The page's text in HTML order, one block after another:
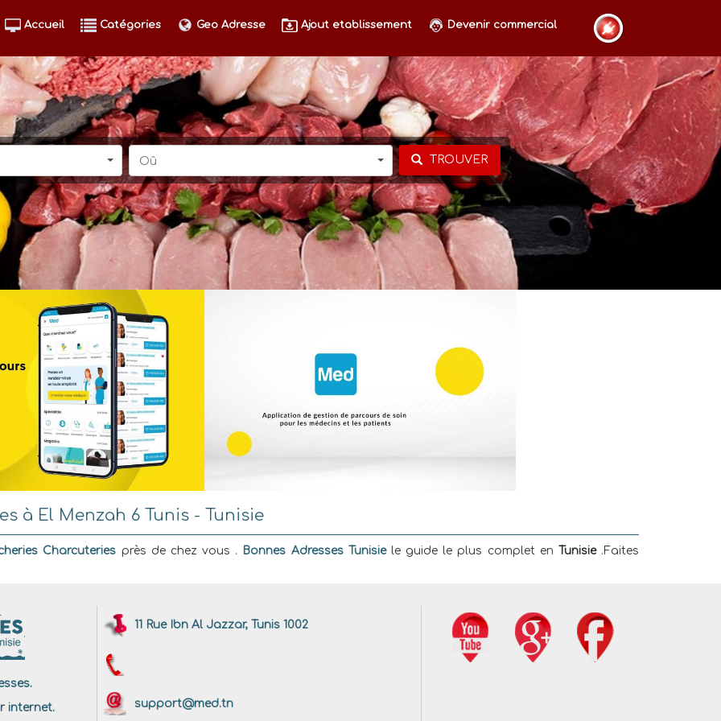
Accueil Catégories Geo Adresse Ajout etablissement Devenir commercial
Oû TROUVER
à El Menzah 6 Tunis - Tunisie
Charcuteries près de chez vous . Bonnes Adresses Tunisie le guide le plus complet en Tunisie.Faites
internet.
11 Rue Ibn Al Jazzar, Tunis 1002
support@med.tn